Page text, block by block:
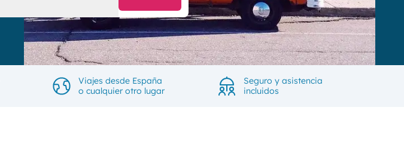
Viajes desde España
o cualquier otro lugar
Seguro y asistencia
incluidos